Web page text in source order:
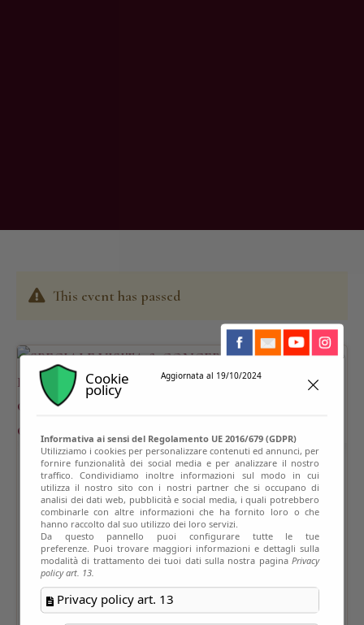
This event has passed
Cookie
policy
Aggiornata al 19/10/2024
Informativa ai sensi del Regolamento UE 2016/679 (GDPR)
Utilizziamo i cookies per personalizzare contenuti ed annunci, per
fornire funzionalità dei social media e per analizzare il nostro
traffico. Condividiamo inoltre informazioni sul modo in cui
utilizza il nostro sito con i nostri partner che si occupano di
analisi dei dati web, pubblicità e social media, i quali potrebbero
combinarle con altre informazioni che ha fornito loro o che
hanno raccolto dal suo utilizzo dei loro servizi.
Da questo pannello puoi configurare tutte le tue
preferenze. Puoi trovare maggiori informazioni e dettagli sulla
modalità di trattamento dei tuoi dati sulla nostra paginaPrivacy
policy art. 13.
Privacy policy art. 13